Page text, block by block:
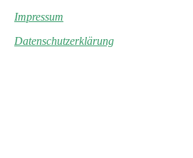
Impressum
Datenschutzerklärung